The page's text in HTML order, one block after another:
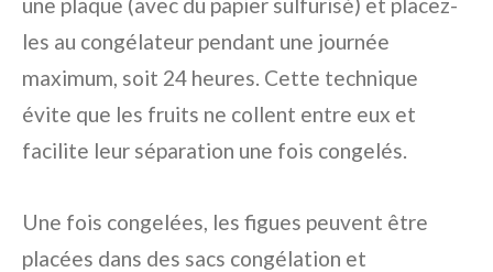
les au congélateur pendant une journée
maximum, soit 24 heures. Cette technique
évite que les fruits ne collent entre eux et
facilite leur séparation une fois congelés.
Une fois congelées, les figues peuvent être
placées dans des sacs congélation et